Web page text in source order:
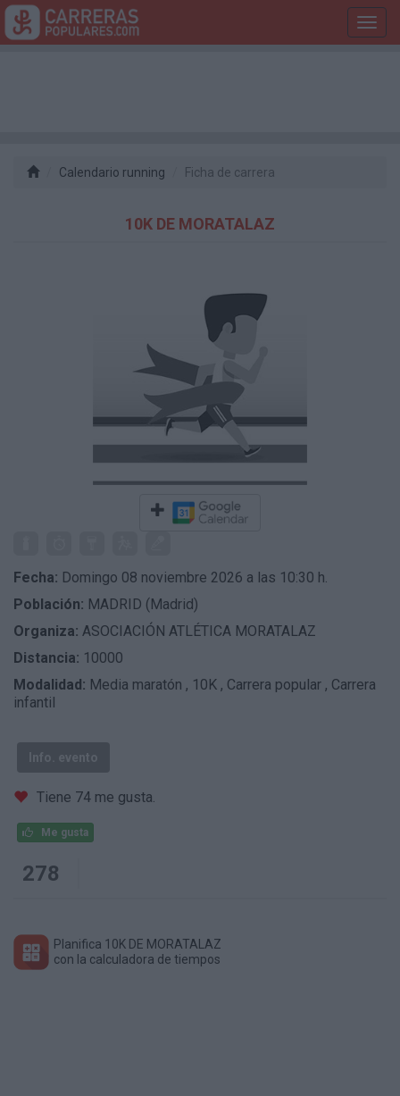
Calendario running Ficha de carrera
10K DE MORATALAZ
Fecha: Domingo 08 noviembre 2026 a las 10:30 h.
Población: MADRID (Madrid)
Organiza: ASOCIACIÓN ATLÉTICA MORATALAZ
Distancia: 10000
Modalidad: Media maratón , 10K , Carrera popular , Carrera
infantil
Info. evento
Tiene 74 me gusta.
Me gusta
278
Planifica 10K DE MORATALAZ
con la calculadora de tiempos